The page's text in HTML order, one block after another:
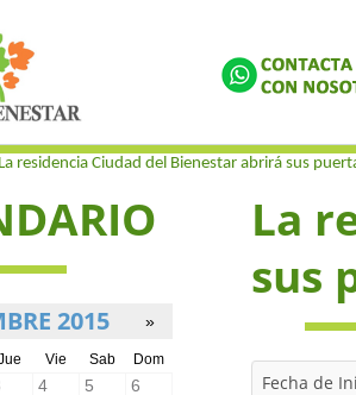
residencia Ciudad del Bienestar abrirá sus
La
sus
Fecha de